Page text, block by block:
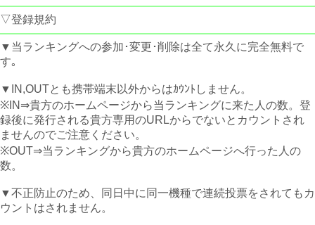
▽登録規約
▼当ランキングへの参加･変更･削除は全て永久に完全無料で
す｡
▼IN,OUTとも携帯端末以外からはｶｳﾝﾄしません。
※IN⇒貴方のホームページから当ランキングに来た人の数。登
録後に発行される貴方専用のURLからでないとカウントされ
ませんのでご注意ください。
※OUT⇒当ランキングから貴方のホームページへ行った人の
数。
▼不正防止のため、同日中に同一機種で連続投票をされてもカ
ウントはされません。